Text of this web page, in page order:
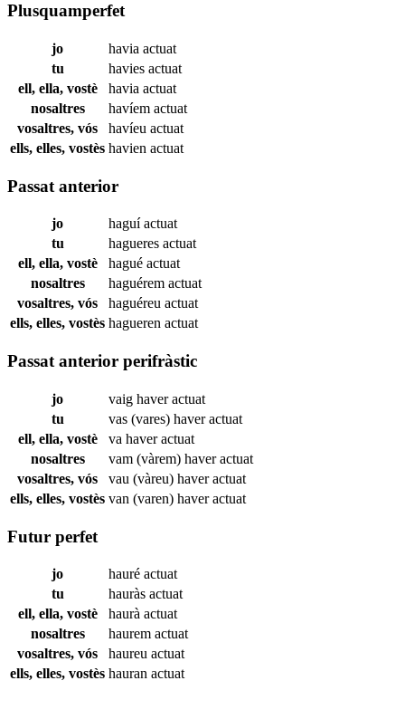
Plusquamperfet
jo havia actuat
tu
havies actuat
ell, ella, vostè
havia actuat
nosaltres
havíem actuat
vosaltres, vós
havíeu actuat
ells, elles, vostès havien actuat
Passat anterior
jo haguíactuat
tu
hagueres actuat
ell, ella, vostè
hagué actuat
nosaltres
haguérem actuat
vosaltres, vós
haguéreu actuat
ells, elles, vostès hagueren actuat
Passat anterior perifràstic
jo vaig haveractuat
tu
vas (vares) haveractuat
ell, ella, vostè
va haveractuat
nosaltres
vam (vàrem) haveractuat
vosaltres, vós
vau (vàreu) haveractuat
ells, elles, vostès van (varen) haveractuat
Futur perfet
jo hauré actuat
tu
hauràs actuat
ell, ella, vostè
haurà actuat
nosaltres
haurem actuat
vosaltres, vós
haureu actuat
ells, elles, vostès hauran actuat